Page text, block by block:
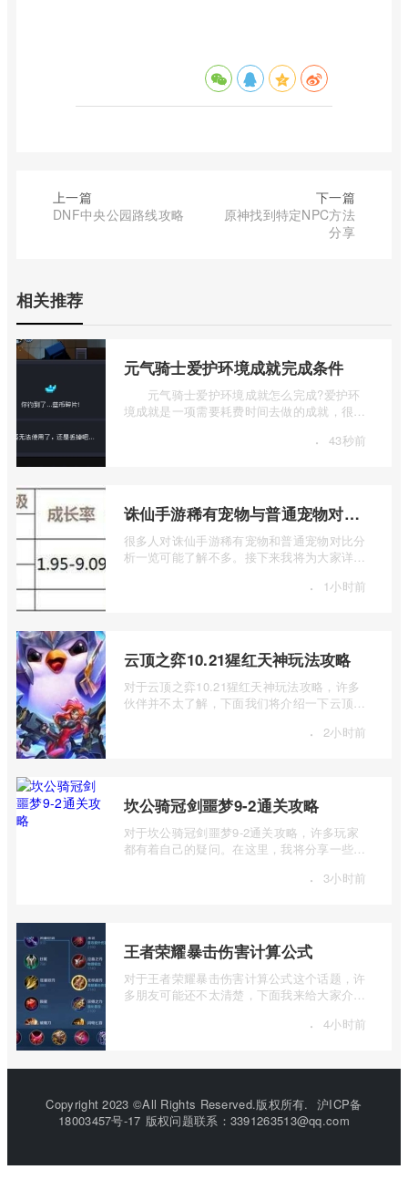
上一篇
DNF中央公园路线攻略
下一篇
原神找到特定NPC方法
分享
相关推荐
元气骑士爱护环境成就完成条件
元气骑士爱护环境成就怎么完成?爱护环
境成就是一项需要耗费时间去做的成就，很多
· 43秒前
诛仙手游稀有宠物与普通宠物对比分析
很多人对诛仙手游稀有宠物和普通宠物对比分
析一览可能了解不多。接下来我将为大家详细
· 1小时前
云顶之弈10.21猩红天神玩法攻略
对于云顶之弈10.21猩红天神玩法攻略，许多
伙伴并不太了解，下面我们将介绍一下云顶之
· 2小时前
坎公骑冠剑噩梦9-2通关攻略
对于坎公骑冠剑噩梦9-2通关攻略，许多玩家
都有着自己的疑问。在这里，我将分享一些关
· 3小时前
王者荣耀暴击伤害计算公式
对于王者荣耀暴击伤害计算公式这个话题，许
多朋友可能还不太清楚，下面我来给大家介绍
· 4小时前
Copyright 2023 ©All Rights Reserved.版权所有. 沪ICP备
18003457号-17 版权问题联系：3391263513@qq.com